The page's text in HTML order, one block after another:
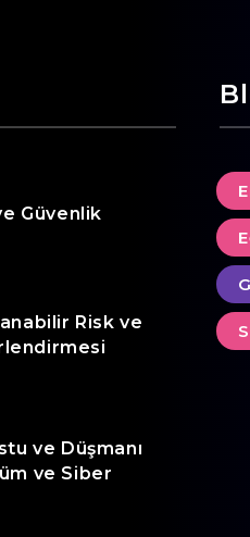
Güvenlik
Risk ve
ve Düşmanı
ve Siber